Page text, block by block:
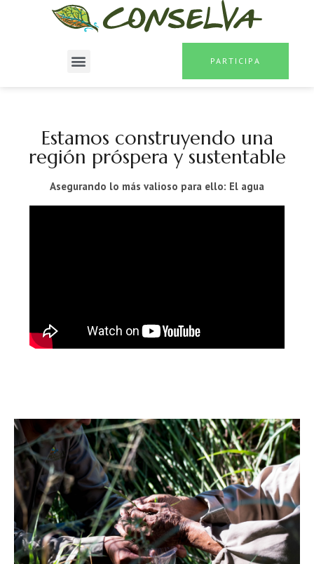
PARTICIPA
Estamos construyendo una
región próspera y sustentable
Asegurando lo más valioso para ello: El agua